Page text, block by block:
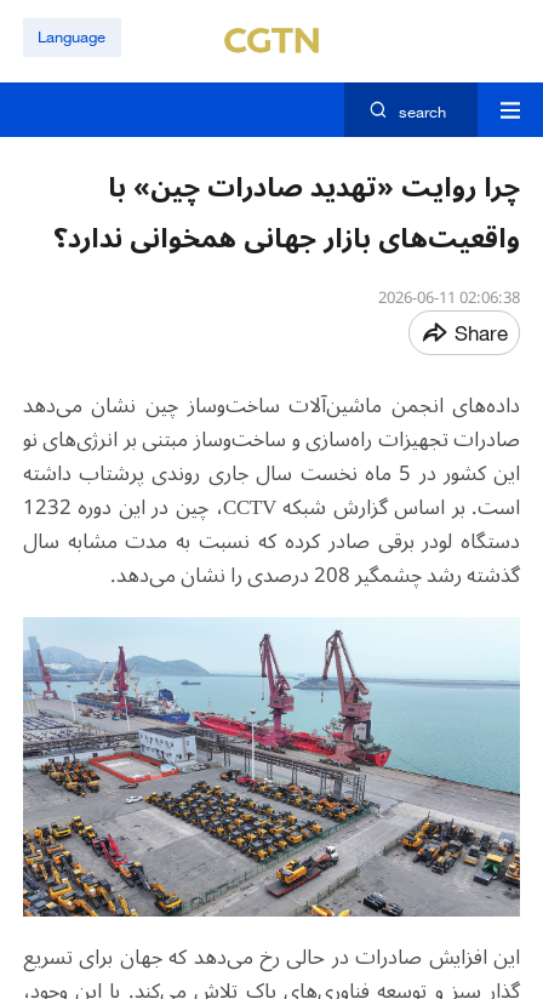
Language
search
چرا روایت «تهدید صادرات چین» با
واقعیت‌های بازار جهانی همخوانی ندارد؟
02:06:38 2026-06-11
Share
داده‌های انجمن ماشین‌آلات ساخت‌وساز چین نشان می‌دهد
صادرات تجهیزات راه‌سازی و ساخت‌وساز مبتنی بر انرژی‌های نو
این کشور در 5 ماه نخست سال جاری روندی پرشتاب داشته
است. بر اساس گزارش شبکهCCTV
، چین در این دوره 1232
دستگاه لودر برقی صادر کرده که نسبت به مدت مشابه سال
گذشته رشد چشمگیر 208 درصدی را نشان می‌دهد
.
این افزایش صادرات در حالی رخ می‌دهد که جهان برای تسریع